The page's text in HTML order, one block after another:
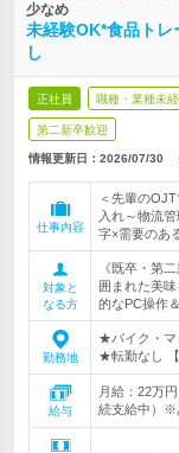
少なめ
未経験OK*食品トレ
し
正社員 職種・業種未
第二新卒歓迎
情報更新日：2026/07/30
仕事内容
＜先輩の
入れ～物流
字×需要のあ
対象と
なる方
《既卒・第
囲まれた美
的なPC操作
勤務地
★バイク・マ
★転勤なし
給与
月給：22万
続支給中）※